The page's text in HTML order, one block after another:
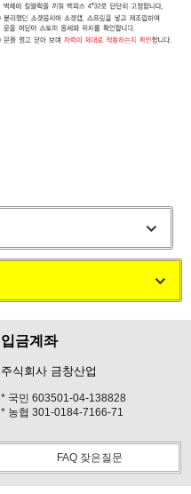
입금계좌
주식회사 금창산업
* 국민 603501-04-138828
* 농협 301-0184-7166-71
FAQ 잦은질문